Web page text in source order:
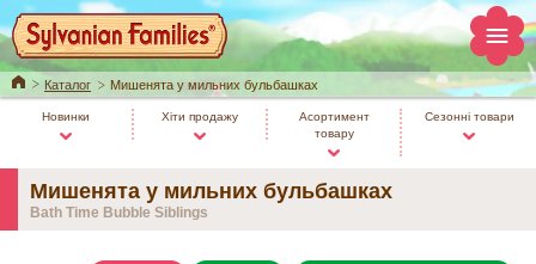
HomeКаталог Мишенята у мильних бульбашках
Новинки Хіти продажу
Асортимент
товару
Сезонні товари
Мишенята у мильних бульбашках
Bath Time Bubble Siblings